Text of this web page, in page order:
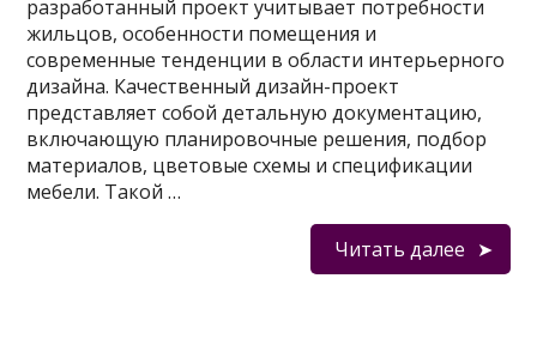
разработанный проект учитывает потребности
жильцов, особенности помещения и
современные тенденции в области интерьерного
дизайна. Качественный дизайн-проект
представляет собой детальную документацию,
включающую планировочные решения, подбор
материалов, цветовые схемы и спецификации
мебели. Такой …
Читать далее